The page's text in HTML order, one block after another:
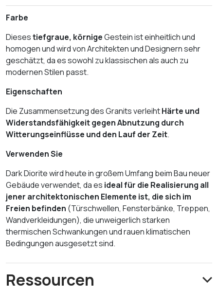
Farbe
Diesestiefgraue, körnigeGestein ist einheitlich und
homogen und wird von Architekten und Designern sehr
geschätzt, da es sowohl zu klassischen als auch zu
modernen Stilen passt.
Eigenschaften
Die Zusammensetzung des Granits verleihtHärte und
Widerstandsfähigkeit gegen Abnutzung durch
Witterungseinflüsse und den Lauf der Zeit.
Verwenden Sie
Dark Diorite wird heute in großem Umfang beim Bau neuer
Gebäude verwendet, da es ideal für die Realisierung all
jener architektonischen Elemente ist, die sich im
Freien befinden (Türschwellen, Fensterbänke, Treppen,
Wandverkleidungen), die unweigerlich starken
thermischen Schwankungen und rauen klimatischen
Bedingungen ausgesetzt sind.
Ressourcen